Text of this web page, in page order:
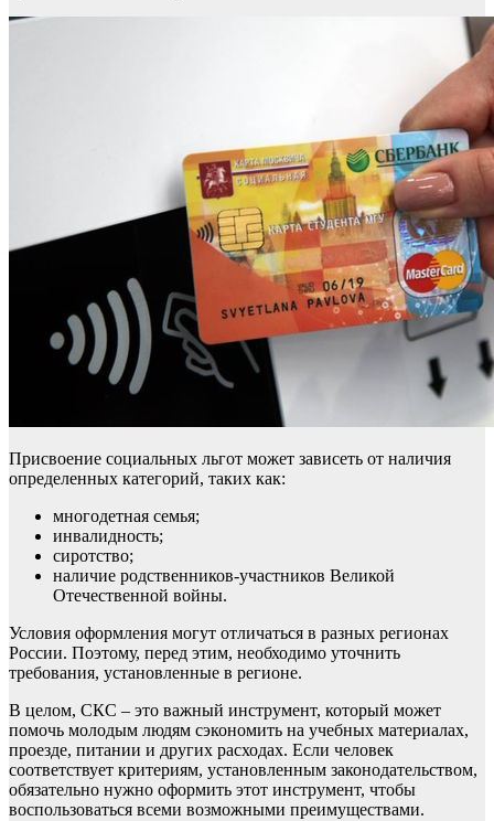
Присвоение социальных льгот может зависеть от наличия
определенных категорий, таких как:
многодетная семья;
инвалидность;
сиротство;
наличие родственников-участников Великой
Отечественной войны.
Условия оформления могут отличаться в разных регионах
России. Поэтому, перед этим, необходимо уточнить
требования, установленные в регионе.
В целом, СКС – это важный инструмент, который может
помочь молодым людям сэкономить на учебных материалах,
проезде, питании и других расходах. Если человек
соответствует критериям, установленным законодательством,
обязательно нужно оформить этот инструмент, чтобы
воспользоваться всеми возможными преимуществами.